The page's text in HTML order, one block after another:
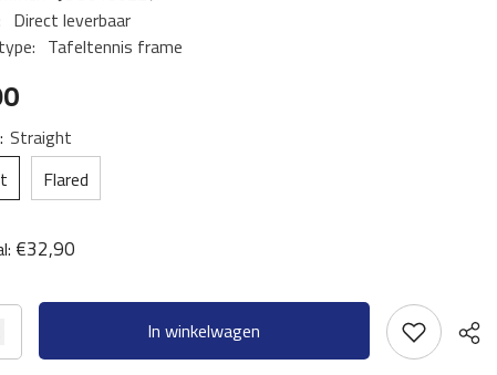
Direct leverbaar
Tafeltennis frame
Straight
Flared
€32,90
In winkelwagen